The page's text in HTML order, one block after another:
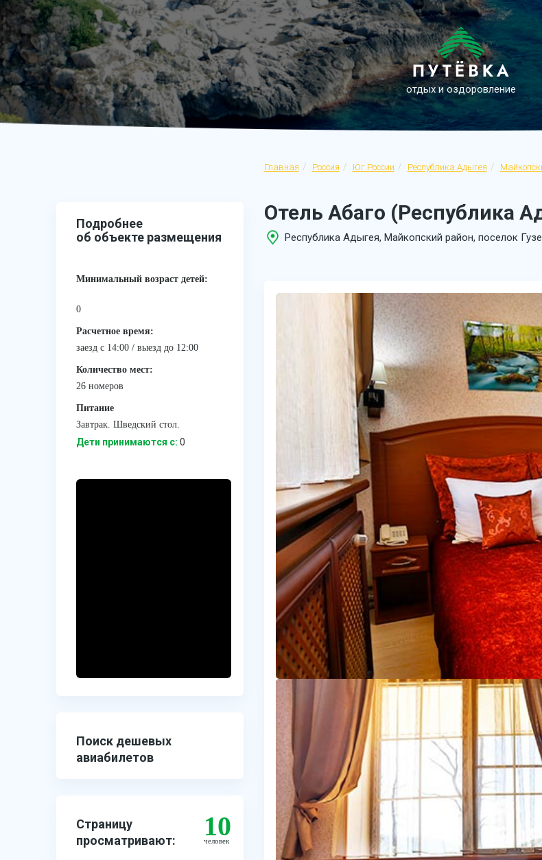
отдых и оздоровление
Главная Россия Юг России Республика Адыгея
Отель Абаго (Республика
Республика Адыгея, Майкопский район, поселок
Подробнее
об объекте размещения
Минимальный возраст детей:
0
Расчетное время:
заезд с 14:00 / выезд до 12:00
Количество мест:
26 номеров
Питание
Завтрак. Шведский стол.
Дети принимаются с: 0
Поиск дешевых
авиабилетов
Страницу
просматривают:
10
человек